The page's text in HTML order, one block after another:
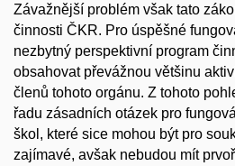
Závažnější problém však tato
činnosti ČKR. Pro úspěšné
nezbytný perspektivní program
obsahovat převážnou většinu
členů tohoto orgánu. Z tohoto
řadu zásadních otázek pro
škol, které sice mohou být pro
zajímavé, avšak nebudou mít